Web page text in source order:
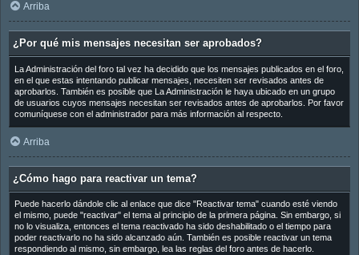
Arriba
¿Por qué mis mensajes necesitan ser aprobados?
La Administración del foro tal vez ha decidido que los mensajes publicados en el foro,
en el que estas intentando publicar mensajes, necesiten ser revisados antes de
aprobarlos. También es posible que La Administración le haya ubicado en un grupo
de usuarios cuyos mensajes necesitan ser revisados antes de aprobarlos. Por favor
comuníquese con el administrador para más información al respecto.
Arriba
¿Cómo hago para reactivar un tema?
Puede hacerlo dándole clic al enlace que dice "Reactivar tema" cuando esté viendo
el mismo, puede "reactivar" el tema al principio de la primera página. Sin embargo, si
no lo visualiza, entonces el tema reactivado ha sido deshabilitado o el tiempo para
poder reactivarlo no ha sido alcanzado aún. También es posible reactivar un tema
respondiendo al mismo, sin embargo, lea las reglas del foro antes de hacerlo.